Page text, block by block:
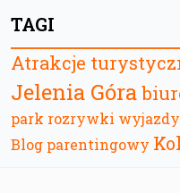
TAGI
Atrakcje
Jelenia Góra
park rozrywki
Blog parentingowy